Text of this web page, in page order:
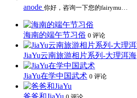
anode 你好，咨询一下您的fairymu…
海南的端午节习俗 0 评论
JiaYu云南旅游相片系列-大理洱海
JiaYu在学中国武术 0 评论
爸爸和JiaYu